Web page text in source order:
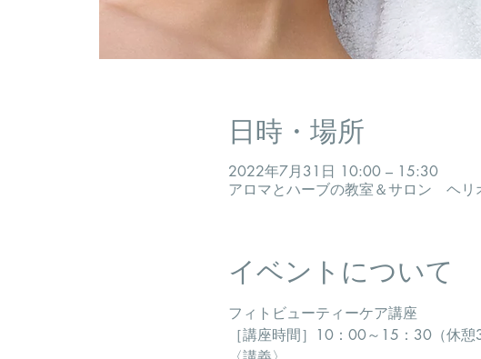
日時・場所
2022年7月31日 10:00 – 15:30
アロマとハーブの教室＆サロン ヘリ
イベントについて
フィトビューティーケア講座
［講座時間］10：00～15：30（休